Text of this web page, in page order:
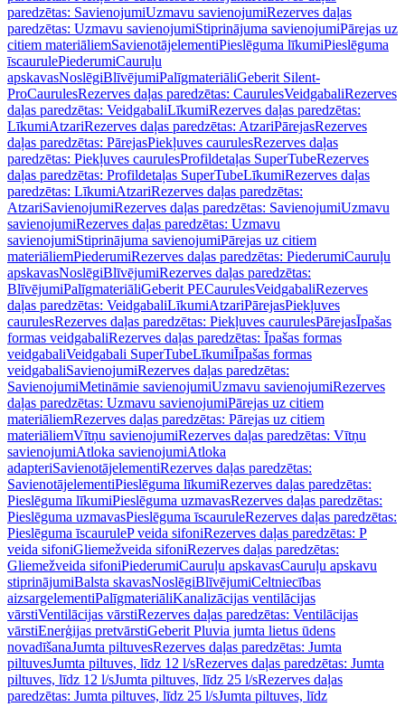
paredzētas: SavienojumiUzmavu savienojumiRezerves daļas
paredzētas: Uzmavu savienojumiStiprinājuma savienojumiPārejas uz
citiem materiāliemSavienotājelementiPieslēguma līkumiPieslēguma
īscaurulePiederumiCauruļu
apskavasNoslēgiBlīvējumiPalīgmateriāliGeberit Silent-
ProCaurulesRezerves daļas paredzētas: CaurulesVeidgabaliRezerves
daļas paredzētas: VeidgabaliLīkumiRezerves daļas paredzētas:
LīkumiAtzariRezerves daļas paredzētas: AtzariPārejasRezerves
daļas paredzētas: PārejasPiekļuves caurulesRezerves daļas
paredzētas: Piekļuves caurulesProfildetaļas SuperTubeRezerves
daļas paredzētas: Profildetaļas SuperTubeLīkumiRezerves daļas
paredzētas: LīkumiAtzariRezerves daļas paredzētas:
AtzariSavienojumiRezerves daļas paredzētas: SavienojumiUzmavu
savienojumiRezerves daļas paredzētas: Uzmavu
savienojumiStiprinājuma savienojumiPārejas uz citiem
materiāliemPiederumiRezerves daļas paredzētas: PiederumiCauruļu
apskavasNoslēgiBlīvējumiRezerves daļas paredzētas:
BlīvējumiPalīgmateriāliGeberit PECaurulesVeidgabaliRezerves
daļas paredzētas: VeidgabaliLīkumiAtzariPārejasPiekļuves
caurulesRezerves daļas paredzētas: Piekļuves caurulesPārejasĪpašas
formas veidgabaliRezerves daļas paredzētas: Īpašas formas
veidgabaliVeidgabali SuperTubeLīkumiĪpašas formas
veidgabaliSavienojumiRezerves daļas paredzētas:
SavienojumiMetināmie savienojumiUzmavu savienojumiRezerves
daļas paredzētas: Uzmavu savienojumiPārejas uz citiem
materiāliemRezerves daļas paredzētas: Pārejas uz citiem
materiāliemVītņu savienojumiRezerves daļas paredzētas: Vītņu
savienojumiAtloka savienojumiAtloka
adapteriSavienotājelementiRezerves daļas paredzētas:
SavienotājelementiPieslēguma līkumiRezerves daļas paredzētas:
Pieslēguma līkumiPieslēguma uzmavasRezerves daļas paredzētas:
Pieslēguma uzmavasPieslēguma īscauruleRezerves daļas paredzētas:
Pieslēguma īscauruleP veida sifoniRezerves daļas paredzētas: P
veida sifoniGliemežveida sifoniRezerves daļas paredzētas:
Gliemežveida sifoniPiederumiCauruļu apskavasCauruļu apskavu
stiprinājumiBalsta skavasNoslēgiBlīvējumiCeltniecības
aizsargelementiPalīgmateriāliKanalizācijas ventilācijas
vārstiVentilācijas vārstiRezerves daļas paredzētas: Ventilācijas
vārstiEnerģijas pretvārstiGeberit Pluvia jumta lietus ūdens
novadīšanaJumta piltuvesRezerves daļas paredzētas: Jumta
piltuvesJumta piltuves, līdz 12 l/sRezerves daļas paredzētas: Jumta
piltuves, līdz 12 l/sJumta piltuves, līdz 25 l/sRezerves daļas
paredzētas: Jumta piltuves, līdz 25 l/sJumta piltuves, līdz